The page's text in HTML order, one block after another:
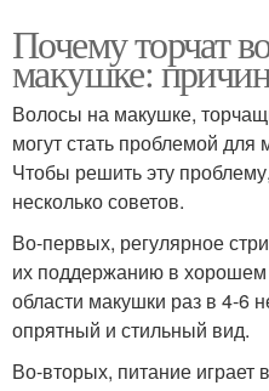
Почему торчат
макушке:
Волосы на макушке,
могут стать проблемой
Чтобы решить эту
несколько советов.
Во-первых, регулярное
их поддержанию в хорошем
области макушки раз в 4-6
опрятный и стильный вид.
Во-вторых, питание